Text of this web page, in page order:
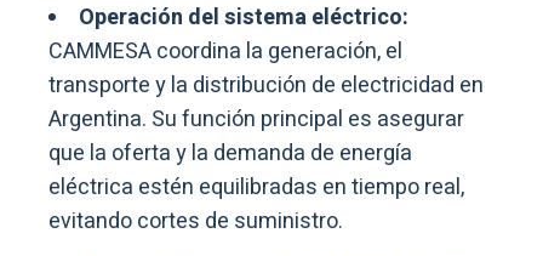
Operación del sistema eléctrico:
CAMMESA coordina la generación, el
transporte y la distribución de electricidad en
Argentina. Su función principal es asegurar
que la oferta y la demanda de energía
eléctrica estén equilibradas en tiempo real,
evitando cortes de suministro.